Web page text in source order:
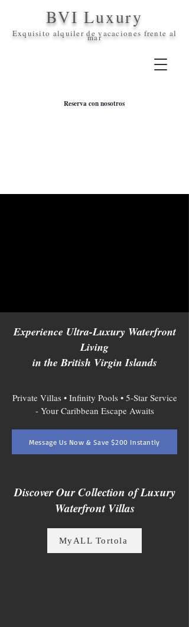
Reserva con nosotros
BVI Luxury
Exquisito alquiler de vacaciones frente al
mar
Experience Ultra-Luxury Waterfront
Living
in the British Virgin Islands
Private Villas • Infinity Pools • 5-Star Service
-Your Caribbean Escape Awaits
Message Us Now & Save $200 Instantly
Discover Our Collection of Luxury
Waterfront Villas
MyALL Tortola